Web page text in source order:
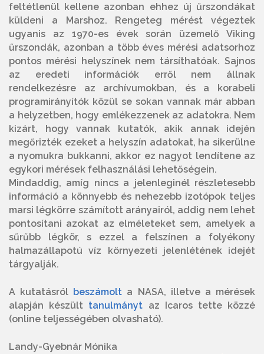
feltétlenül kellene azonban ehhez új űrszondákat
küldeni a Marshoz. Rengeteg mérést végeztek
ugyanis az 1970-es évek során üzemelő Viking
űrszondák, azonban a több éves mérési adatsorhoz
pontos mérési helyszínek nem társíthatóak. Sajnos
az eredeti információk erről nem állnak
rendelkezésre az archívumokban, és a korabeli
programirányítók közül se sokan vannak már abban
a helyzetben, hogy emlékezzenek az adatokra. Nem
kizárt, hogy vannak kutatók, akik annak idején
megőrizték ezeket a helyszín adatokat, ha sikerülne
a nyomukra bukkanni, akkor ez nagyot lendítene az
egykori mérések felhasználási lehetőségein.
Mindaddig, amíg nincs a jelenleginél részletesebb
információ a könnyebb és nehezebb izotópok teljes
marsi légkörre számított arányairól, addig nem lehet
pontosítani azokat az elméleteket sem, amelyek a
sűrűbb légkör, s ezzel a felszínen a folyékony
halmazállapotú víz környezeti jelenlétének idejét
tárgyalják.
A kutatásról beszámolt a NASA, illetve a mérések
alapján készült tanulmányt az Icaros tette közzé
(online teljességében olvasható).
Landy-Gyebnár Mónika